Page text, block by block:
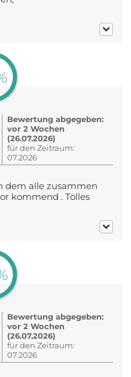
Bewertung abgegeben:
vor 2 Wochen
(26.07.2026)
für den Zeitraum:
07.2026
dem alle zusammen
kommend . Tolles
Bewertung abgegeben:
vor 2 Wochen
(26.07.2026)
für den Zeitraum:
07.2026